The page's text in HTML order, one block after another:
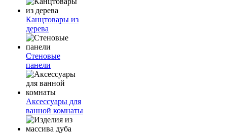
Канцтовары из
дерева
Стеновые
панели
Аксессуары для
ванной комнаты